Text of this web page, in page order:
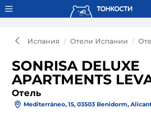
Тонкости используют сookie-файлы.
Испания Отели Испании
SONRISA DELUXE
APARTMENTS
Отель
Mediterráneo, 15, 03503 Benidorm,